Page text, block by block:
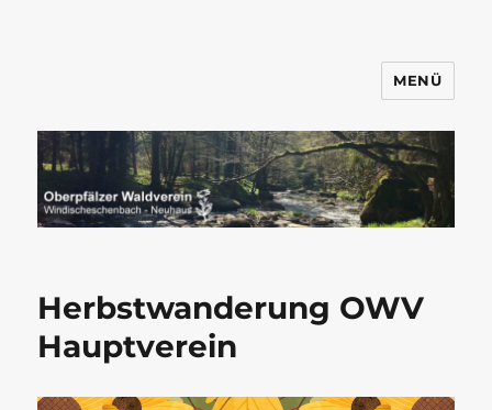
Windischeschenbach-Neuhaus
MENÜ
Herbstwanderung OWV
Hauptverein